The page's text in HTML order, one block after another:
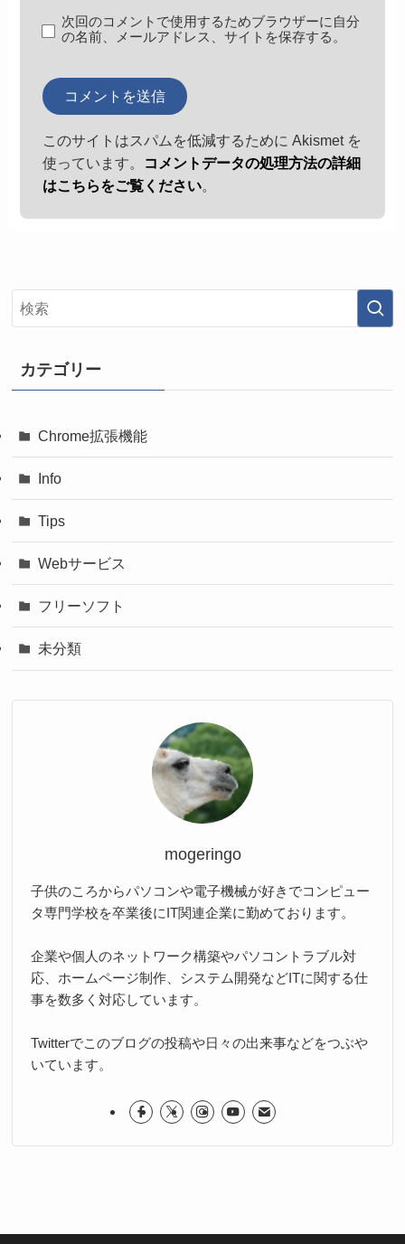
次回のコメントで使用するためブラウザーに自分
の名前、メールアドレス、サイトを保存する。
このサイトはスパムを低減するために Akismet を
使っています。
コメントデータの処理方法の詳細
はこちらをご覧ください。
カテゴリー
Chrome拡張機能
Info
Tips
Webサービス
フリーソフト
未分類
mogeringo
子供のころからパソコンや電子機械が好きでコンピュー
タ専門学校を卒業後にIT関連企業に勤めております。
企業や個人のネットワーク構築やパソコントラブル対
応、ホームページ制作、システム開発などITに関する仕
事を数多く対応しています。
Twitterでこのブログの投稿や日々の出来事などをつぶや
いています。